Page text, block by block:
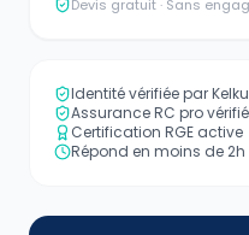
Devis gratuit · Sans
Identité vérifiée par
Assurance RC pro
Certification RGE active
Répond en moins de 2h